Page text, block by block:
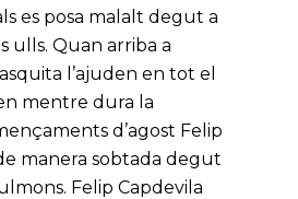
es posa malalt degut a
ulls. Quan arriba a
l’ajuden en tot el
mentre dura la
d’agost Felip
manera sobtada degut
Felip Capdevila